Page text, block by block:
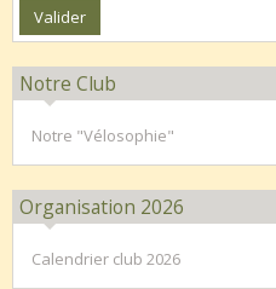
Notre Club
Notre "Vélosophie"
Organisation 2026
Calendrier club 2026